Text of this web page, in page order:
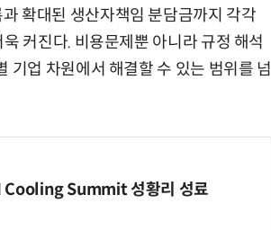
확대된 생산자책임 분담금까지 각각
커진다. 비용문제뿐 아니라 규정 해석
기업 차원에서 해결할 수 있는 범위를 넘
Summit 성황리 성료